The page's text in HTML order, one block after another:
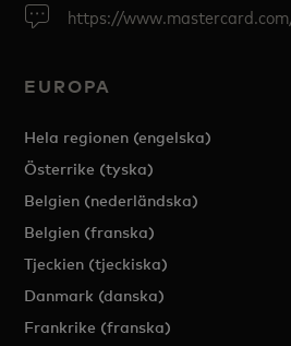
https://
EUROPA
Hela regionen (engelska)
Österrike (tyska)
Belgien (nederländska)
Belgien (franska)
Tjeckien (tjeckiska)
Danmark (danska)
Frankrike (franska)